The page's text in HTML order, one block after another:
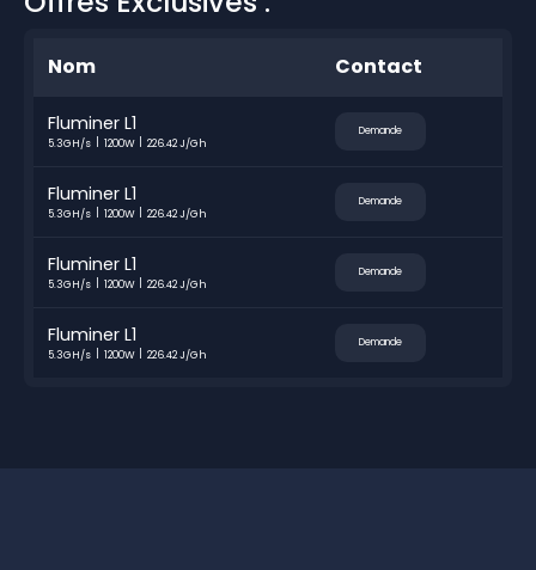
Nom Contact
Fluminer L1
5.3GH/s 1200W 226.42 J/Gh
Demande
Fluminer L1
5.3GH/s 1200W 226.42 J/Gh
Demande
Fluminer L1
5.3GH/s 1200W 226.42 J/Gh
Demande
Fluminer L1
5.3GH/s 1200W 226.42 J/Gh
Demande